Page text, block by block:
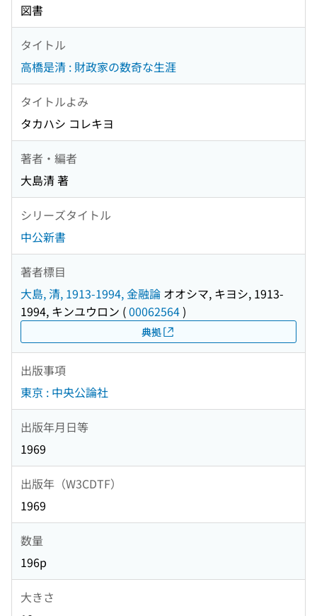
図書
タイトル
高橋是清 : 財政家の数奇な生涯
タイトルよみ
タカハシ コレキヨ
著者・編者
大島清 著
シリーズタイトル
中公新書
著者標目
大島, 清, 1913-1994, 金融論 オオシマ, キヨシ, 1913-
1994, キンユウロン (00062564)
典拠
出版事項
東京 : 中央公論社
出版年月日等
1969
出版年（W3CDTF）
1969
数量
196p
大きさ